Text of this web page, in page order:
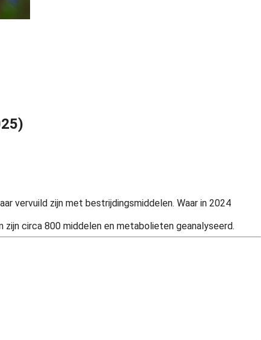
vervuild zijn met bestrijdingsmiddelen. Waar in 2024
circa 800 middelen en metabolieten geanalyseerd.